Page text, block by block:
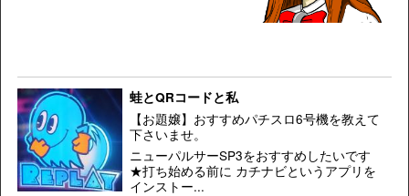
蛙とQRコードと私
【お題嬢】おすすめパチスロ6号機を教えて
下さいませ。
ニューパルサーSP3をおすすめしたいです
★打ち始める前に カチナビというアプリを
インストー...